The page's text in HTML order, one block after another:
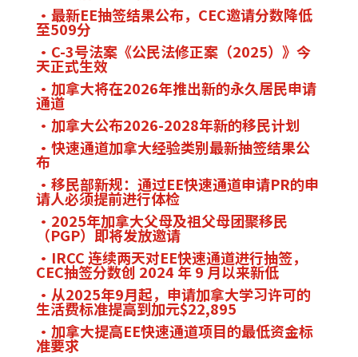
最新EE抽签结果公布，CEC邀请分数降低
至509分
C-3号法案《公民法修正案（2025）》今
天正式生效
加拿大将在2026年推出新的永久居民申请
通道
加拿大公布2026-2028年新的移民计划
快速通道加拿大经验类别最新抽签结果公
布
移民部新规：通过EE快速通道申请PR的申
请人必须提前进行体检
2025年加拿大父母及祖父母团聚移民
（PGP）即将发放邀请
IRCC 连续两天对EE快速通道进行抽签，
CEC抽签分数创 2024 年 9 月以来新低
从2025年9月起，申请加拿大学习许可的
生活费标准提高到加元$22,895
加拿大提高EE快速通道项目的最低资金标
准要求